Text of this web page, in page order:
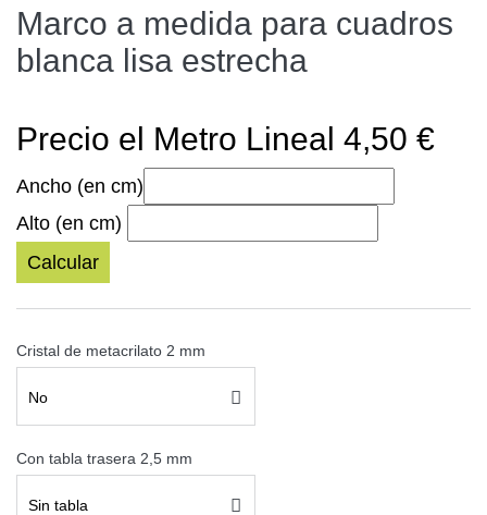
Marco a medida para cuadros
blanca lisa estrecha
Precio el Metro Lineal 4,50 €
Ancho (en cm)
Alto (en cm)
Calcular
Cristal de metacrilato 2 mm
No
Con tabla trasera 2,5 mm
Sin tabla